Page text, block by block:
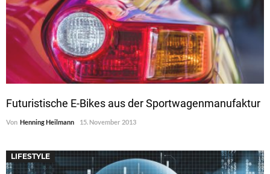
Futuristische E-Bikes aus der Sportwagenmanufaktur
Von Henning Heilmann 15. November 2013
LIFESTYLE